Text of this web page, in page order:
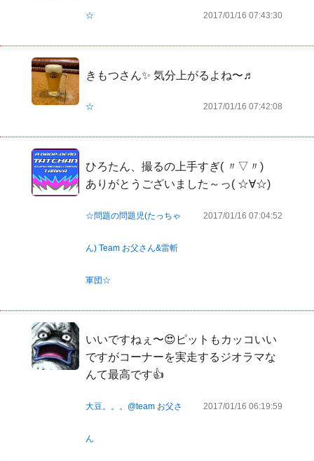
☆ 2017/01/16 07:43:30
きもつさん✨ 気分上がるよね〜♬
☆ 2017/01/16 07:42:08
ひろたん、撮るの上手すぎ( 〃▽〃)
ありがとうございました～っ( ☆∀☆)
☆問題の問題児(たっちゃ
ん) Team お父さん&雷斬
軍団☆
2017/01/16 07:04:52
いいですねぇ〜😍ピットもカッコいい
ですがコーナーを実走するジオラマな
んて最高です👍
大豆。。。@team お父さ
ん
2017/01/16 06:19:59